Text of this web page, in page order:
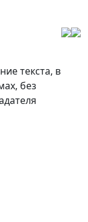
текста, в
без